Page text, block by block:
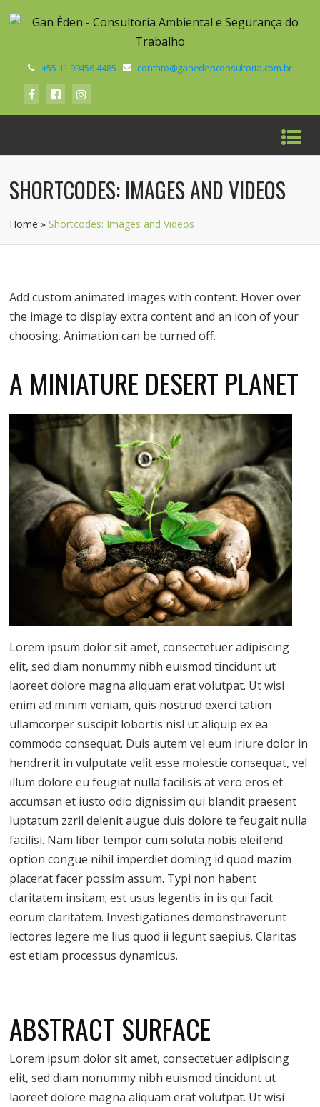
+55 11 99456-4485 contato@ganedenconsultoria.com.br
SHORTCODES: IMAGES AND VIDEOS
Home » Shortcodes: Images and Videos
Add custom animated images with content. Hover over
the image to display extra content and an icon of your
choosing. Animation can be turned off.
A MINIATURE DESERT PLANET
Lorem ipsum dolor sit amet, consectetuer adipiscing
elit, sed diam nonummy nibh euismod tincidunt ut
laoreet dolore magna aliquam erat volutpat. Ut wisi
enim ad minim veniam, quis nostrud exerci tation
ullamcorper suscipit lobortis nisl ut aliquip ex ea
commodo consequat. Duis autem vel eum iriure dolor in
hendrerit in vulputate velit esse molestie consequat, vel
illum dolore eu feugiat nulla facilisis at vero eros et
accumsan et iusto odio dignissim qui blandit praesent
luptatum zzril delenit augue duis dolore te feugait nulla
facilisi. Nam liber tempor cum soluta nobis eleifend
option congue nihil imperdiet doming id quod mazim
placerat facer possim assum. Typi non habent
claritatem insitam; est usus legentis in iis qui facit
eorum claritatem. Investigationes demonstraverunt
lectores legere me lius quod ii legunt saepius. Claritas
est etiam processus dynamicus.
ABSTRACT SURFACE
Lorem ipsum dolor sit amet, consectetuer adipiscing
elit, sed diam nonummy nibh euismod tincidunt ut
laoreet dolore magna aliquam erat volutpat. Ut wisi